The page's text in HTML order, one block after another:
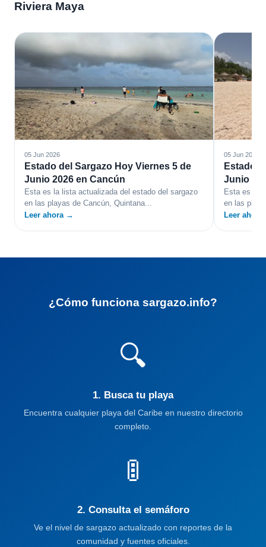
Riviera Maya
05 Jun 2026
Estado del Sargazo Hoy Viernes 5 de
Junio 2026 en Cancún
Esta es la lista actualizada del estado del sargazo
en las playas de Cancún, Quintana...
Leer ahora →
05 Jun 2026
Estado
Junio
Esta es la
en las
Leer
¿Cómo funciona sargazo.info?
🔍
1. Busca tu playa
Encuentra cualquier playa del Caribe en nuestro directorio
completo.
🚦
2. Consulta el semáforo
Ve el nivel de sargazo actualizado con reportes de la
comunidad y fuentes oficiales.